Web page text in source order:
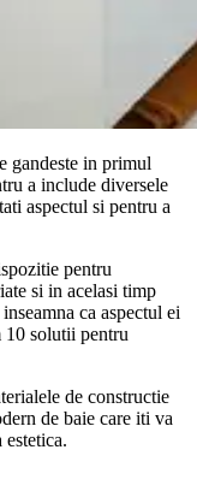
gandeste in primul
a include diversele
aspectul si pentru a
pentru
si in acelasi timp
ca aspectul ei
10 solutii pentru
de constructie
de baie care iti va